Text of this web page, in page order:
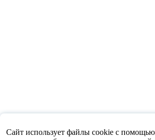
Сайт использует файлы cookie с